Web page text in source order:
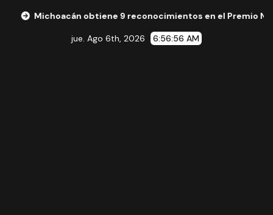
obtiene 9 reconocimientos en el Premio Nacional
jue. Ago 6th, 2026 6:56:57 AM